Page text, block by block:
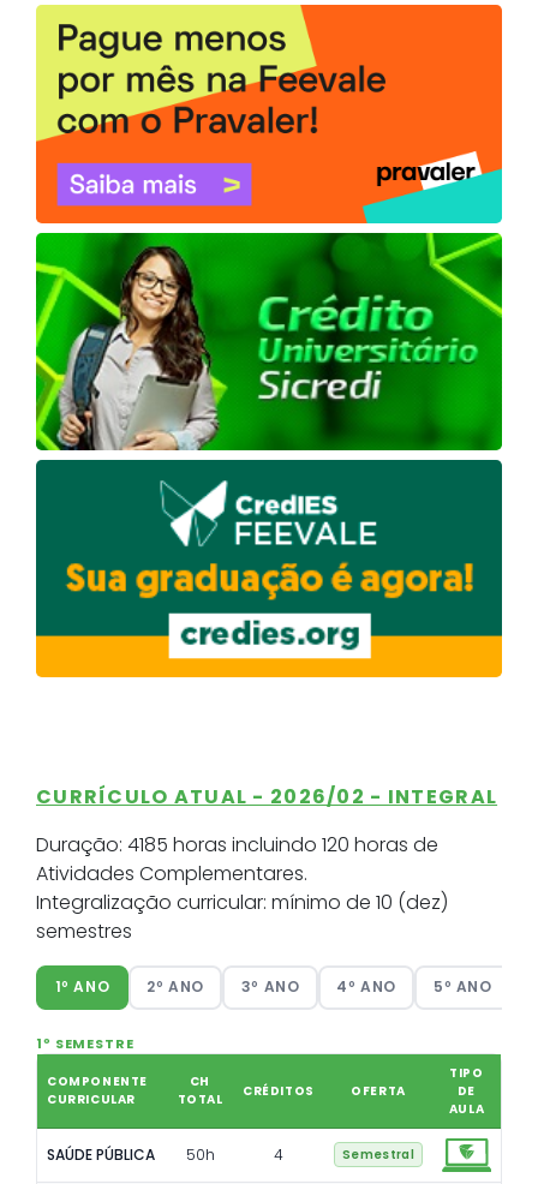
CURRÍCULO ATUAL - 2026/02 - INTEGRAL
Duração: 4185 horas incluindo 120 horas de
Atividades Complementares.
Integralização curricular: mínimo de 10 (dez)
semestres
1º ANO 2º ANO 3º ANO 4º ANO 5º ANO
1º SEMESTRE
COMPONENTE
CURRICULAR
CH
TOTAL
CRÉDITOS OFERTA
TIPO
DE
AULA
SAÚDE PÚBLICA 50h 4 Semestral